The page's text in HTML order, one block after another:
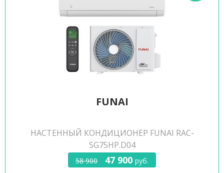
FUNAI
НАСТЕННЫЙ КОНДИЦИОНЕР FUNAI RAC-
SG75HP.D04
58 900 47 900 руб.